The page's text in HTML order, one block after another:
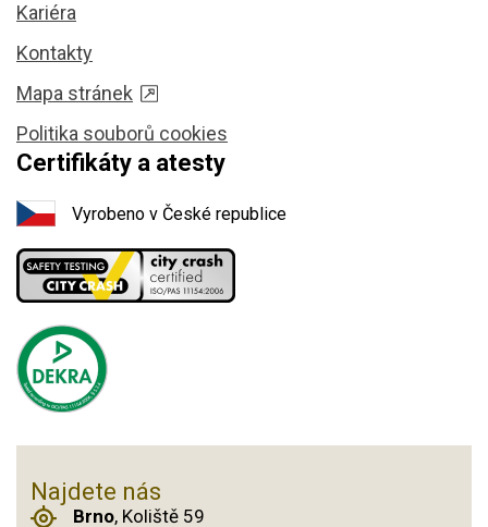
Kariéra
Kontakty
Mapa stránek
Politika souborů cookies
Certifikáty a atesty
Vyrobeno v České republice
Najdete nás
Brno, Koliště 59